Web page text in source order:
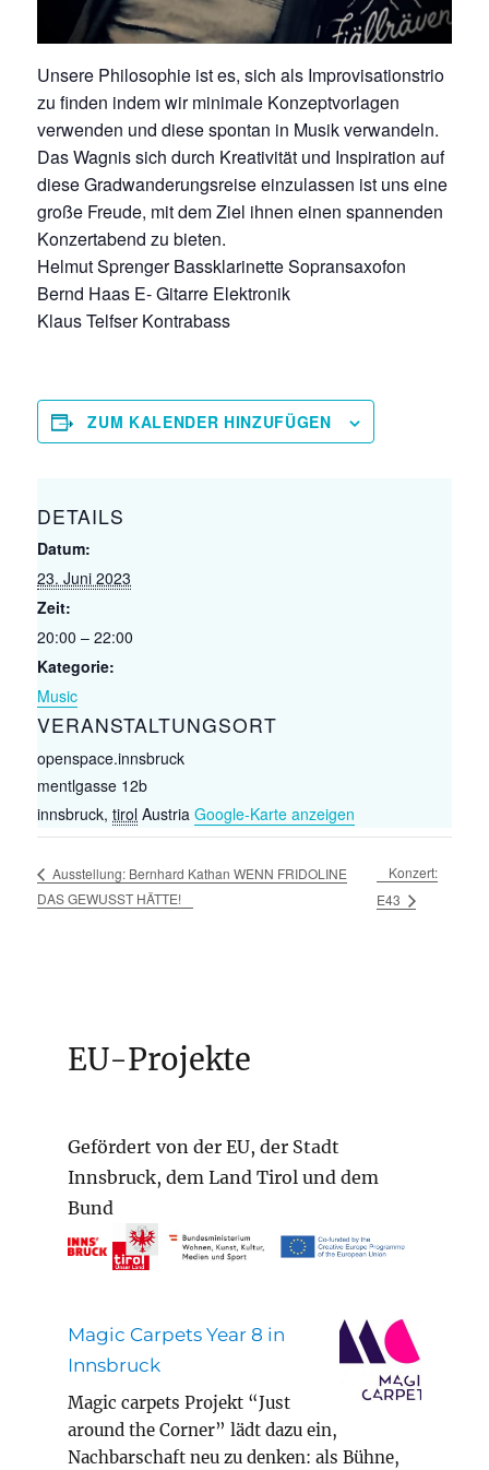
Unsere Philosophie ist es, sich als Improvisationstrio
zu finden indem wir minimale Konzeptvorlagen
verwenden und diese spontan in Musik verwandeln.
Das Wagnis sich durch Kreativität und Inspiration auf
diese Gradwanderungsreise einzulassen ist uns eine
große Freude, mit dem Ziel ihnen einen spannenden
Konzertabend zu bieten.
Helmut Sprenger Bassklarinette Sopransaxofon
Bernd Haas E- Gitarre Elektronik
Klaus Telfser Kontrabass
ZUM KALENDER HINZUFÜGEN
DETAILS
Datum:
23. Juni 2023
Zeit:
20:00 – 22:00
Kategorie:
Music
VERANSTALTUNGSORT
openspace.innsbruck
mentlgasse 12b
innsbruck, tirol Austria Google-Karte anzeigen
Ausstellung: Bernhard Kathan WENN FRIDOLINE
DAS GEWUSST HÄTTE!
Konzert:
E43
EU-Projekte
Gefördert von der EU, der Stadt
Innsbruck, dem Land Tirol und dem
Bund
Magic Carpets Year 8 in
Innsbruck
Magic carpets Projekt “Just
around the Corner” lädt dazu ein,
Nachbarschaft neu zu denken: als Bühne,